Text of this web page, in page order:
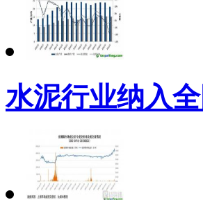
水泥行业纳入